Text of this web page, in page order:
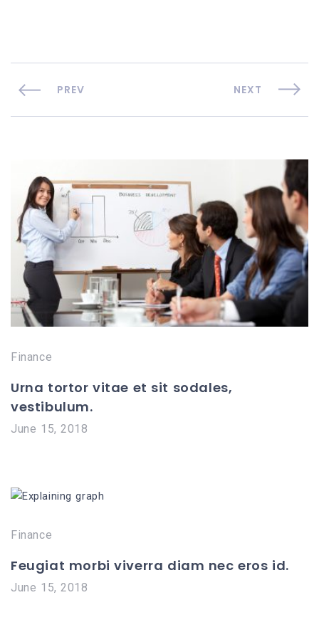
PREV NEXT
Finance
Urna tortor vitae et sit sodales,
vestibulum.
June 15, 2018
Finance
Feugiat morbi viverra diam nec eros id.
June 15, 2018